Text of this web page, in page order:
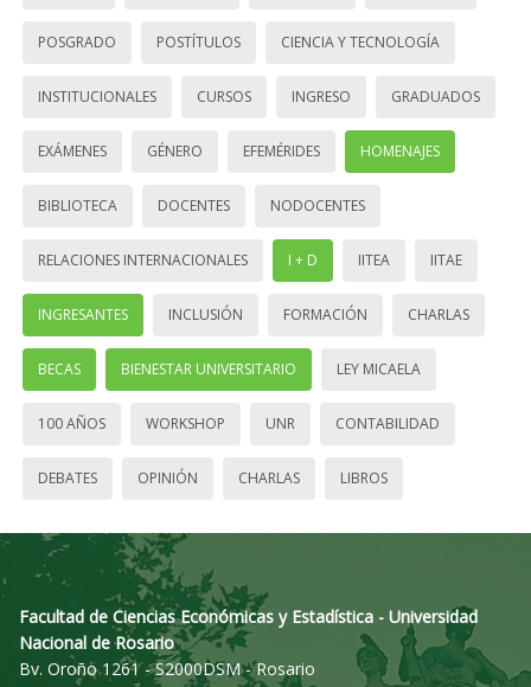
POSGRADO POSTÍTULOS CIENCIA Y TECNOLOGÍA
INSTITUCIONALES CURSOS INGRESO GRADUADOS
EXÁMENES GÉNERO EFEMÉRIDES HOMENAJES
BIBLIOTECA DOCENTES NODOCENTES
RELACIONES INTERNACIONALES I + D IITEA IITAE
INGRESANTES INCLUSIÓN FORMACIÓN CHARLAS
BECAS BIENESTAR UNIVERSITARIO LEY MICAELA
100 AÑOS WORKSHOP UNR CONTABILIDAD
DEBATES OPINIÓN CHARLAS LIBROS
Facultad de Ciencias Económicas y Estadística - Universidad
Nacional de Rosario
Bv. Oroño 1261 - S2000DSM - Rosario